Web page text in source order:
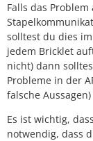
Falls das
solltest du dies
jedem Bricklet
nicht) dann
Probleme in der
falsche
Es ist wichtig,
notwendig, dass